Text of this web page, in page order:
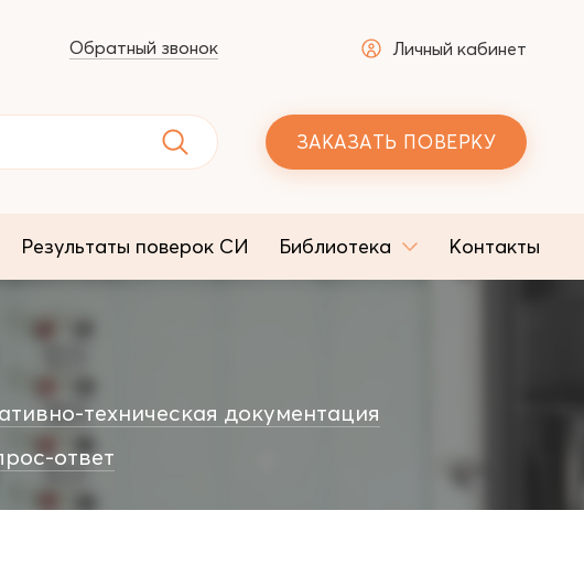
Обратный звонок Личный кабинет
ЗАКАЗАТЬ ПОВЕРКУ
Результаты поверок СИ Библиотека Контакты
техническая документация
ответ